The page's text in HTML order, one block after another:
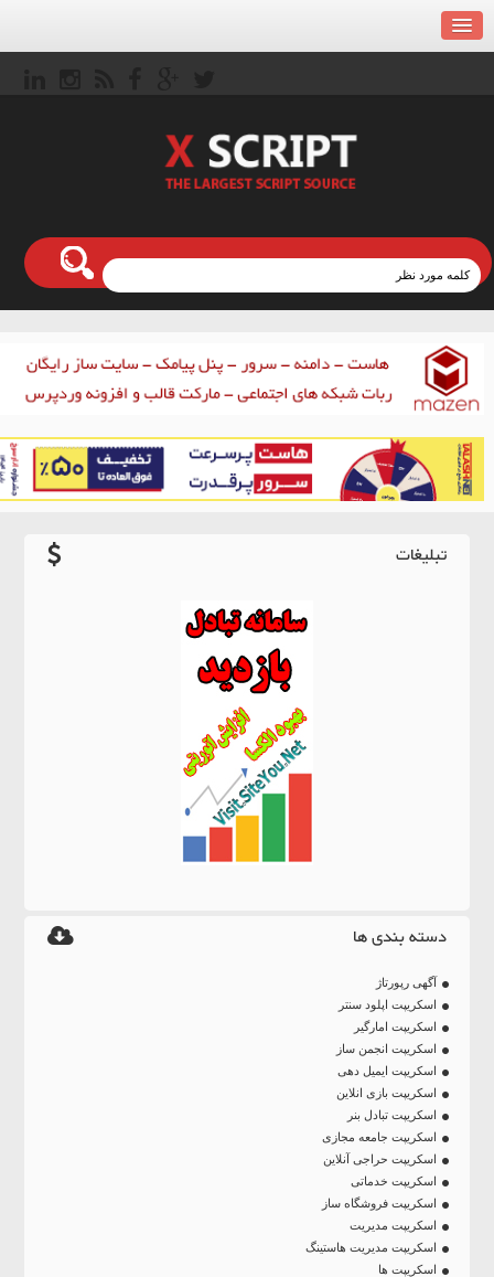
تبلیغات
دسته بندی ها
آگهی رپورتاژ
اسکریپت اپلود سنتر
اسکریپت امارگیر
اسکریپت انجمن ساز
اسکریپت ایمیل دهی
اسکریپت بازی انلاین
اسکریپت تبادل بنر
اسکریپت جامعه مجازی
اسکریپت حراجی آنلاین
اسکریپت خدماتی
اسکریپت فروشگاه ساز
اسکریپت مدیریت
اسکریپت مدیریت هاستینگ
اسکریپت ها